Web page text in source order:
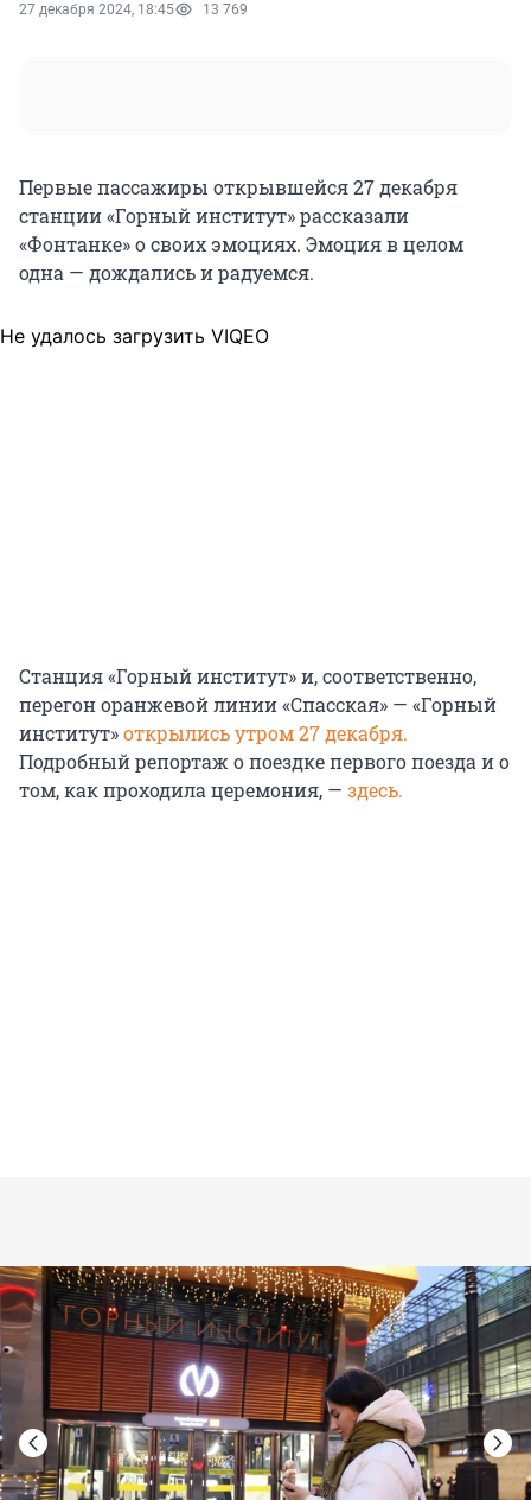
27 декабря 2024, 18:45 13 769
Первые пассажиры открывшейся 27 декабря
станции «Горный институт» рассказали
«Фонтанке» о своих эмоциях. Эмоция в целом
одна — дождались и радуемся.
Не удалось загрузить VIQEO
Станция «Горный институт» и, соответственно,
перегон оранжевой линии «Спасская» — «Горный
институт»открылись утром 27 декабря.
Подробный репортаж о поездке первого поезда и о
том, как проходила церемония, — здесь.